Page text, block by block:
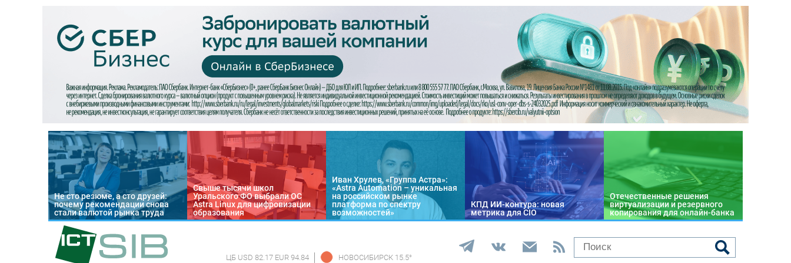
Не сто резюме, а сто друзей:
почему рекомендации снова
стали валютой рынка труда
Свыше тысячи школ
Уральского ФО выбрали ОС
Astra Linux для цифровизации
образования
Иван Хрулев, «Группа Астра»:
«Astra Automation – уникальная
на российском рынке
платформа по спектру
возможностей»
КПД ИИ-контура: новая
метрика для CIO
Отечественные решения
виртуализации и резервного
копирования для онлайн-банка
ЦБ USD 82.17 EUR 94.84 НОВОСИБИРСК 15.5°